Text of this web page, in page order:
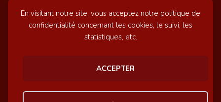
En visitant notre site, vous acceptez notre politique de
confidentialité concernant les cookies, le suivi, les
statistiques, etc.
ACCEPTER
Recrutement
Mentions légales
© GazetteSports - 2026 | Site internet réalisé par